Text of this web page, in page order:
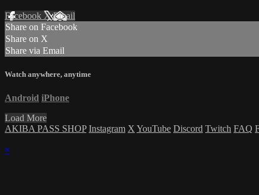
Facebook XEmail
Share on Facebook
Share on X
Share via Email
Watch anywhere, anytime
Android iPhone
Load More
AKIBA PASS SHOP Instagram X YouTube Discord Twitch FAQ
×